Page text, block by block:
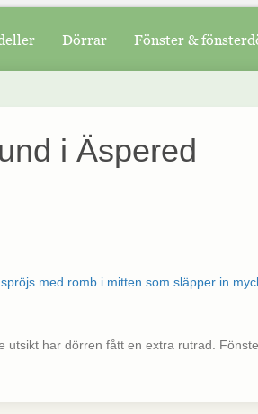
Dörrar Fönster &
i Äspered
utsikt har dörren fått en extra rutrad.